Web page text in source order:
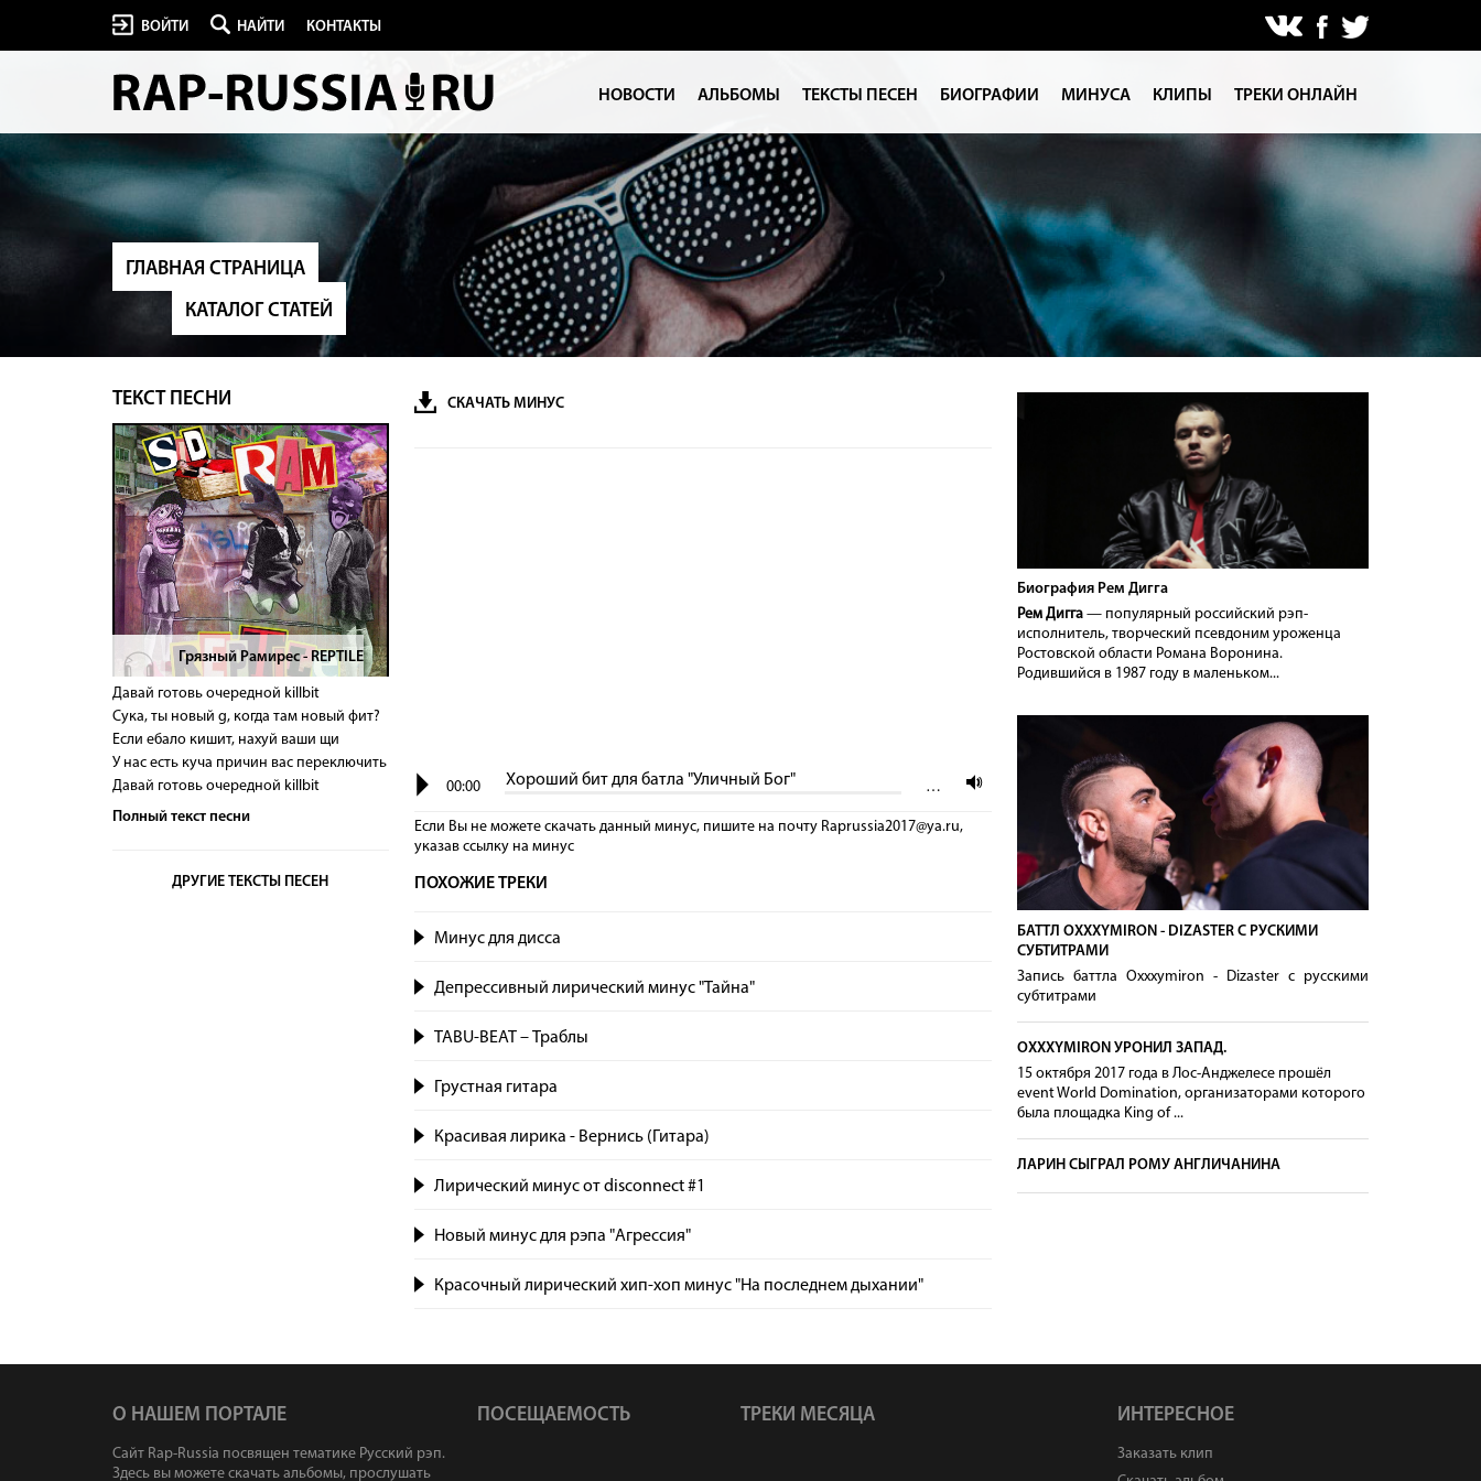
ВОЙТИ НАЙТИ КОНТАКТЫ
НОВОСТИ АЛЬБОМЫ ТЕКСТЫ ПЕСЕН БИОГРАФИИ МИНУСА КЛИПЫ ТРЕКИ ОНЛАЙН
ГЛАВНАЯ СТРАНИЦА
КАТАЛОГ СТАТЕЙ
ТЕКСТ ПЕСНИ
> Грязный Рамирес - REPTILE
Давай готовь очередной killbit
Сука, ты новый g, когда там новый фит?
Если ебало кишит, нахуй ваши щи
У нас есть куча причин вас переключить
Давай готовь очередной killbit
Полный текст песни
ДРУГИЕ ТЕКСТЫ ПЕСЕН
СКАЧАТЬ МИНУС
Хороший бит для батла "Уличный Бог"
00:00 …
Если Вы не можете скачать данный минус, пишите на почту Raprussia2017@ya.ru,
указав сcылку на минус
ПОХОЖИЕ ТРЕКИ
Минус для дисса
Депрессивный лирический минус "Тайна"
TABU-BEAT – Траблы
Грустная гитара
Красивая лирика - Вернись (Гитара)
Лирический минус от disconnect #1
Новый минус для рэпа "Агрессия"
Красочный лирический хип-хоп минус "На последнем дыхании"
Биография Рем Дигга
Рем Дигга— популярный российский рэп-
исполнитель, творческий псевдоним уроженца
Ростовской области Романа Воронина.
Родившийся в 1987 году в маленьком...
БАТТЛ OXXXYMIRON - DIZASTER С РУСКИМИ
СУБТИТРАМИ
Запись баттла Oxxxymiron - Dizaster с русскими
субтитрами
OXXXYMIRON УРОНИЛ ЗАПАД.
15 октября 2017 года в Лос-Анджелесе прошёл
event World Domination, организаторами которого
была площадка King of ...
ЛАРИН СЫГРАЛ РОМУ АНГЛИЧАНИНА
О НАШЕМ ПОРТАЛЕ
Сайт Rap-Russia посвящен тематике Русский рэп.
Здесь вы можете скачать альбомы, прослушать
ПОСЕЩАЕМОСТЬ ТРЕКИ МЕСЯЦА ИНТЕРЕСНОЕ
Заказать клип